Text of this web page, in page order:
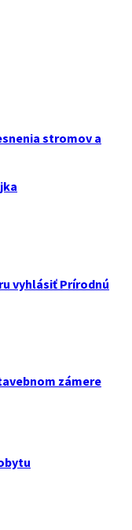
stromov a
vyhlásiť Prírodnú
zámere